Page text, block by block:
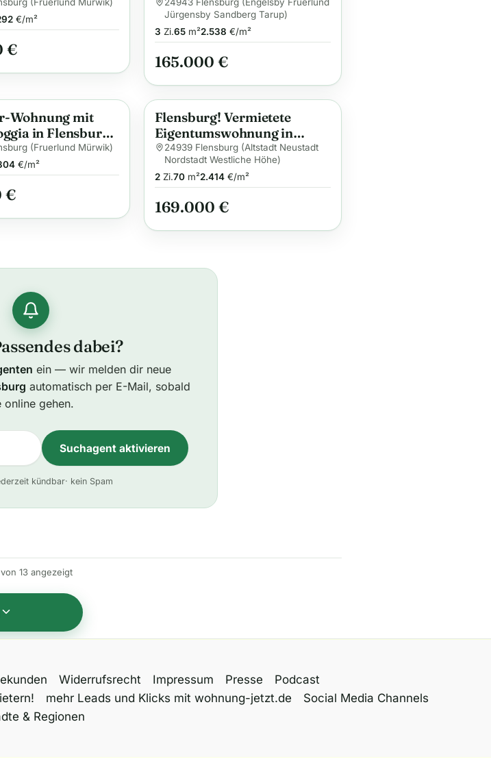
(Fruerlund Mürwik)
€/m²
€
66 m², 3 Zi., West-Loggia &
Tageslichtbad!
24943 Flensburg (Engelsby Fruerlund
Jürgensby Sandberg Tarup)
3 Zi.65m²2.538 €/m²
165.000 €
Wohnung mit
in Flensburg-
(Fruerlund Mürwik)
€/m²
€
Anzeige
Flensburg! Vermietete
Eigentumswohnung in
gutem Zustand!
24939 Flensburg (Altstadt Neustadt
Nordstadt Westliche Höhe)
2Zi.70m²2.414€/m²
169.000 €
dabei?
ein — wir melden dir neue
automatisch per E-Mail, sobald
online gehen.
Suchagent aktivieren
t
n
v
:
kündbar· kein Spam
von 13 angezeigt
Widerrufsrecht Impressum Presse
Podcast
mehr Leads und Klicks mit wohnung-jetzt.de
Social Media Channels
& Regionen